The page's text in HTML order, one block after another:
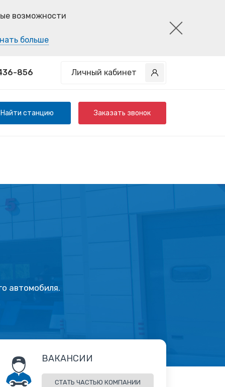
возможности
больше
856 Личный кабинет
Найти станцию Заказать звонок
автомобиля.
ВАКАНСИИ
СТАТЬ ЧАСТЬЮ КОМПАНИИ